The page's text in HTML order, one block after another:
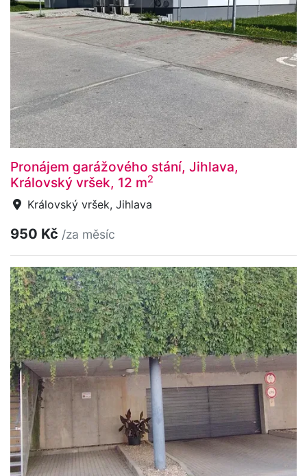
Pronájem garážového stání, Jihlava,
Královský vršek, 12 m2
Královský vršek, Jihlava
950 Kč /za měsíc